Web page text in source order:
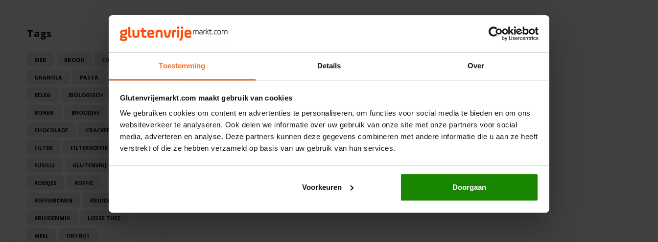
Toestemming Details Over
Glutenvrijemarkt.com maakt gebruik van cookies
We gebruiken cookies om content en advertenties te personaliseren, om functies voor social media te bieden en om ons
websiteverkeer te analyseren. Ook delen we informatie over uw gebruik van onze site met onze partners voor social
media, adverteren en analyse. Deze partners kunnen deze gegevens combineren met andere informatie die u aan ze heeft
verstrekt of die ze hebben verzameld op basis van uw gebruik van hun services.
Voorkeuren Doorgaan
Tags
BIER BROOD CHOCOLA
GRANOLA PASTA
BELEG BIOLOGISCH BLOEM
BONEN BROODJES CAKE
CHOCOLADE CRACKERS
FILTER FILTERKOFFIE
FUSILLI GLUTENVRIJ KOEK
KOEKJES KOFFIE
KOFFIEBONEN KRUIDEN
KRUIDENMIX LOSSE THEE
MEEL ONTBIJT